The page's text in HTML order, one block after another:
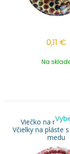
0,11 €
Na
Viečko na med
Včielky na pláste
medu